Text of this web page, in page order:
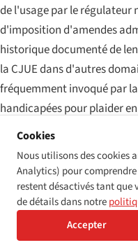
de l'usage par le régulateur
d'imposition d'amendes
historique documenté de
la CJUE dans d'autres
fréquemment invoqué par
handicapées pour plaider
plus vigoureuse de l'EAA.
L'ANALYSE
Pour un site web du
pas à la méthodologie
l'exposition modale
Cookies
Nous utilisons des cookies
Analytics) pour
restent désactivés tant que
de détails dans notre
Accepter